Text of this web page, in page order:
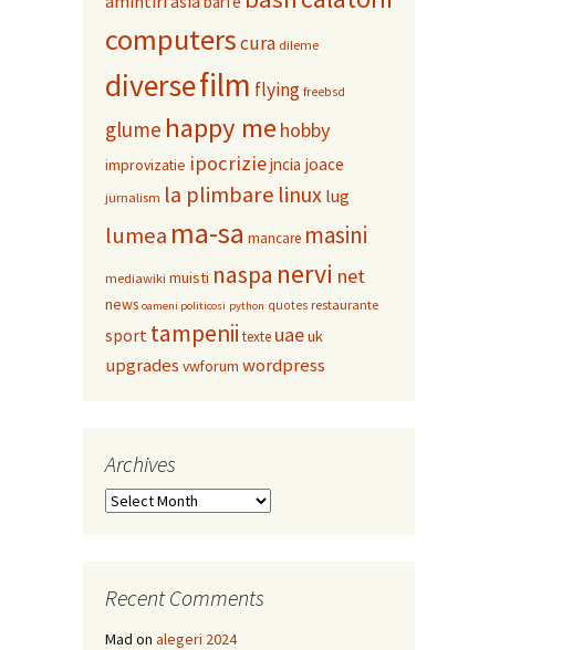
computerscura dileme
diversefilm flying freebsd
glume happy me hobby
improvizatie ipocriziejncia joace
jurnalism la plimbare linux lug
lumea ma-sa mancare masini
mediawiki muisti naspa nervi net
news oameni politicosi python quotes restaurante
sport tampenii texte uaeuk
upgrades vwforum wordpress
Archives
Archives
Recent Comments
Mad on alegeri 2024